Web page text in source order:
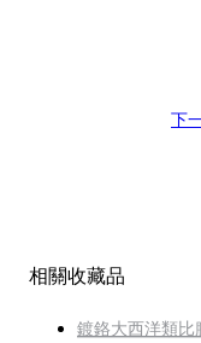
下
相關收藏品
鍍鉻大西洋類比